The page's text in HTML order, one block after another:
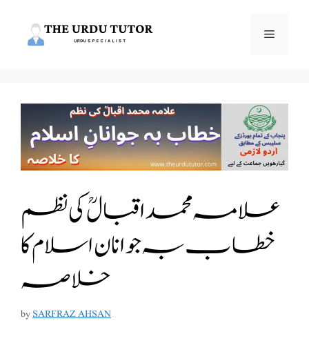
Menu
علامہ محمد اقبالؒ کی نظم
خطاب بہ جوانان اسلام کا
خلاصہ
bySARFRAZ AHSAN